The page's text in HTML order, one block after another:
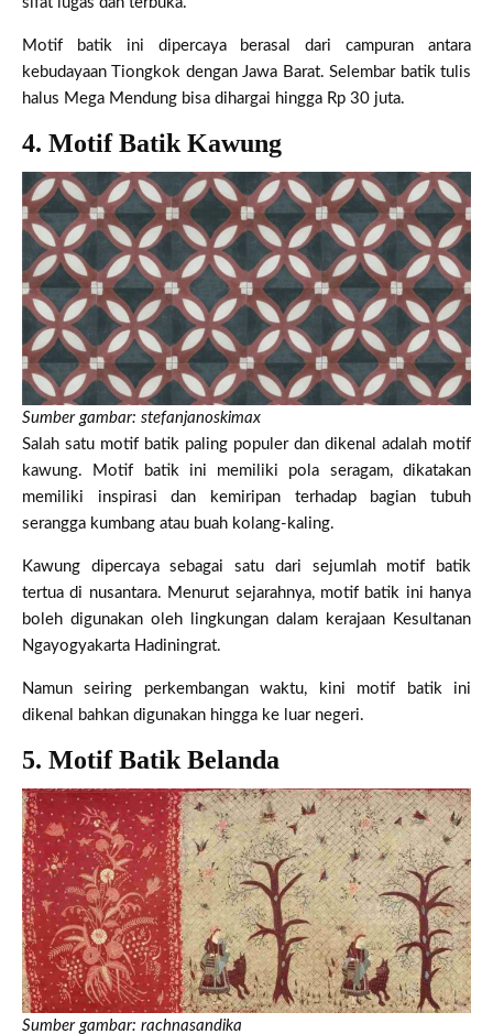
Motif batik ini dipercaya berasal dari campuran antara
kebudayaan Tiongkok dengan Jawa Barat. Selembar batik tulis
halus Mega Mendung bisa dihargai hingga Rp 30 juta.
4. Motif Batik Kawung
Sumber gambar: stefanjanoskimax
Salah satu motif batik paling populer dan dikenal adalah motif
kawung. Motif batik ini memiliki pola seragam, dikatakan
memiliki inspirasi dan kemiripan terhadap bagian tubuh
serangga kumbang atau buah kolang-kaling.
Kawung dipercaya sebagai satu dari sejumlah motif batik
tertua di nusantara. Menurut sejarahnya, motif batik ini hanya
boleh digunakan oleh lingkungan dalam kerajaan Kesultanan
Ngayogyakarta Hadiningrat.
Namun seiring perkembangan waktu, kini motif batik ini
dikenal bahkan digunakan hingga ke luar negeri.
5. Motif Batik Belanda
Sumber gambar: rachnasandika